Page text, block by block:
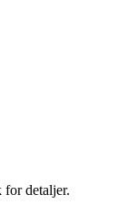
detaljer.